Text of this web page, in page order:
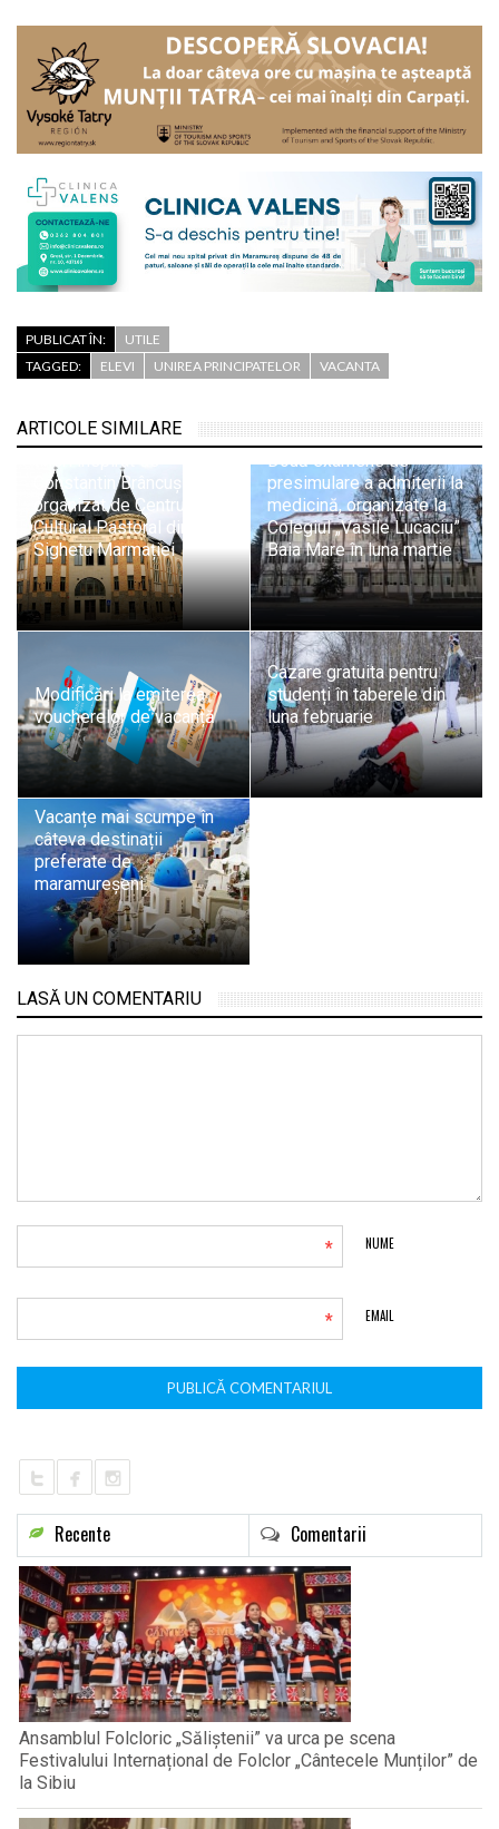
PUBLICAT ÎN:
UTILE
TAGGED:
ELEVI UNIREA PRINCIPATELOR VACANTA
ARTICOLE SIMILARE
Concurs pentru elevi și
Constantin Brâncuși,
organizat de Centrul
Cultural Pastoral din
Sighetu Marmației
Două examene de
presimulare a admiterii la
medicină, organizate la
Colegiul „Vasile Lucaciu”
Baia Mare în luna martie
Modificări la emiterea
voucherelor de vacanță
Cazare gratuita pentru
studenți în taberele din
luna februarie
Vacanțe mai scumpe în
câteva destinații
preferate de
maramureșeni
LASĂ UN COMENTARIU
NUME
*
EMAIL
*
Recente Comentarii
Ansamblul Folcloric „Săliștenii” va urca pe scena
Festivalului Internațional de Folclor „Cântecele Munților” de
la Sibiu